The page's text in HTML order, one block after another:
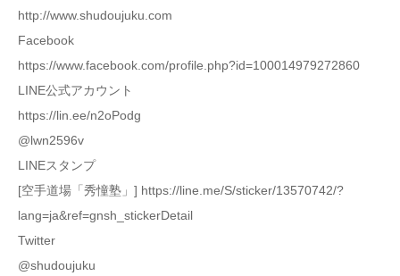
http://www.shudoujuku.com
Facebook
https://www.facebook.com/profile.php?id=100014979272860
LINE公式アカウント
https://lin.ee/n2oPodg
@lwn2596v
LINEスタンプ
[空手道場「秀憧塾」] https://line.me/S/sticker/13570742/?
lang=ja&ref=gnsh_stickerDetail
Twitter
@shudoujuku